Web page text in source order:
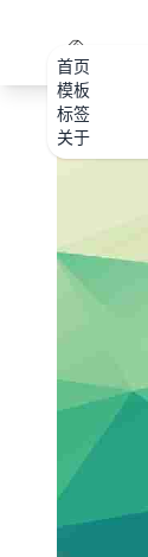
首页
模板
标签
关于